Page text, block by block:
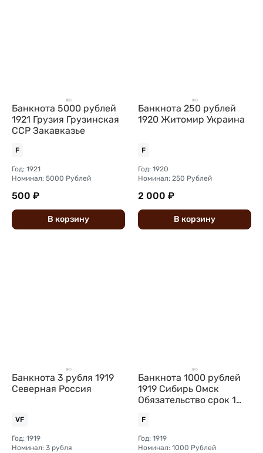
Банкнота 5000 рублей
1921 Грузия Грузинская
ССР Закавказье
F
Год: 1921
Номинал: 5000 Рублей
500 ₽
В корзину
Банкнота 250 рублей
1920 Житомир Украина
F
Год: 1920
Номинал: 250 Рублей
2 000 ₽
В корзину
Банкнота 3 рубля 1919
Северная Россия
VF
Год: 1919
Номинал: 3 рубля
Банкнота 1000 рублей
1919 Сибирь Омск
Обязательство срок 1
F
Год: 1919
Номинал: 1000 Рублей